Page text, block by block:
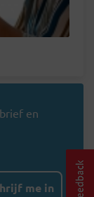
en
me in